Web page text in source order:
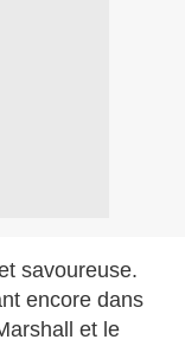
savoureuse.
encore dans
et le